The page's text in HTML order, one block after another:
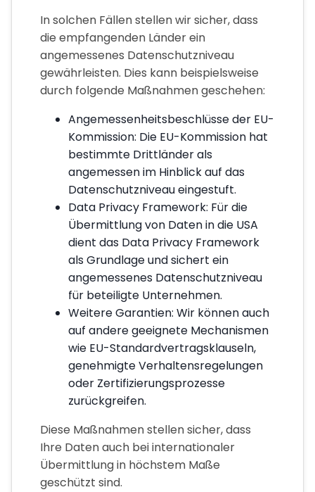
In solchen Fällen stellen wir sicher, dass
die empfangenden Länder ein
angemessenes Datenschutzniveau
gewährleisten. Dies kann beispielsweise
durch folgende Maßnahmen geschehen:
Angemessenheitsbeschlüsse der EU-
Kommission: Die EU-Kommission hat
bestimmte Drittländer als
angemessen im Hinblick auf das
Datenschutzniveau eingestuft.
Data Privacy Framework: Für die
Übermittlung von Daten in die USA
dient das Data Privacy Framework
als Grundlage und sichert ein
angemessenes Datenschutzniveau
für beteiligte Unternehmen.
Weitere Garantien: Wir können auch
auf andere geeignete Mechanismen
wie EU-Standardvertragsklauseln,
genehmigte Verhaltensregelungen
oder Zertifizierungsprozesse
zurückgreifen.
Diese Maßnahmen stellen sicher, dass
Ihre Daten auch bei internationaler
Übermittlung in höchstem Maße
geschützt sind.